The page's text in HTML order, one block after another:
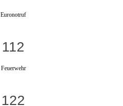
Euronotruf
112
Feuerwehr
122